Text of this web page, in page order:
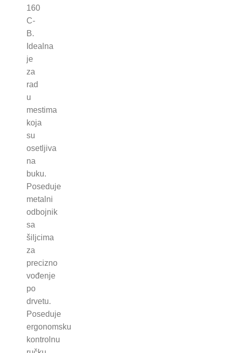
160
C-
B.
Idealna
je
za
rad
u
mestima
koja
su
osetljiva
na
buku.
Poseduje
metalni
odbojnik
sa
šiljcima
za
precizno
vođenje
po
drvetu.
Poseduje
ergonomsku
kontrolnu